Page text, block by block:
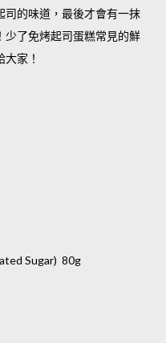
司的味道，最後才會有一抹
少了免烤起司蛋糕常見的鮮
家！
Sugar) 80g